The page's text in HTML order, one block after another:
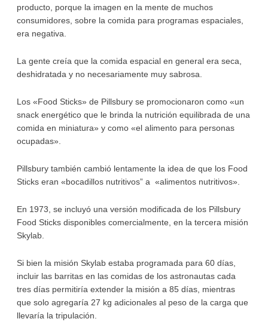
producto, porque la imagen en la mente de muchos
consumidores, sobre la comida para programas espaciales,
era negativa.
La gente creía que la comida espacial en general era seca,
deshidratada y no necesariamente muy sabrosa.
Los «Food Sticks» de Pillsbury se promocionaron como «un
snack energético que le brinda la nutrición equilibrada de una
comida en miniatura» y como «el alimento para personas
ocupadas».
Pillsbury también cambió lentamente la idea de que los Food
Sticks eran «bocadillos nutritivos” a «alimentos nutritivos».
En 1973, se incluyó una versión modificada de los Pillsbury
Food Sticks disponibles comercialmente, en la tercera misión
Skylab.
Si bien la misión Skylab estaba programada para 60 días,
incluir las barritas en las comidas de los astronautas cada
tres días permitiría extender la misión a 85 días, mientras
que solo agregaría 27 kg adicionales al peso de la carga que
llevaría la tripulación.